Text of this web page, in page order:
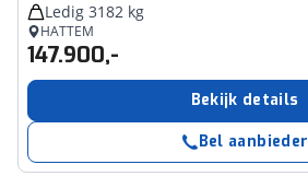
Ledig 3182 kg
HATTEM
147.900,-
Bekijk details
Bel aanbieder